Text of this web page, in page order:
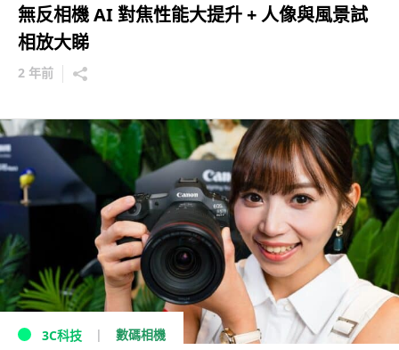
無反相機 AI 對焦性能大提升 + 人像與風景試
相放大睇
2 年前
3C科技 數碼相機